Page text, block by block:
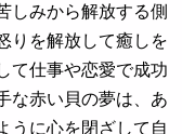
しみから解放する側
りを解放して癒しを
て仕事や恋愛で成功
な赤い貝の夢は、あ
うに心を閉ざして自